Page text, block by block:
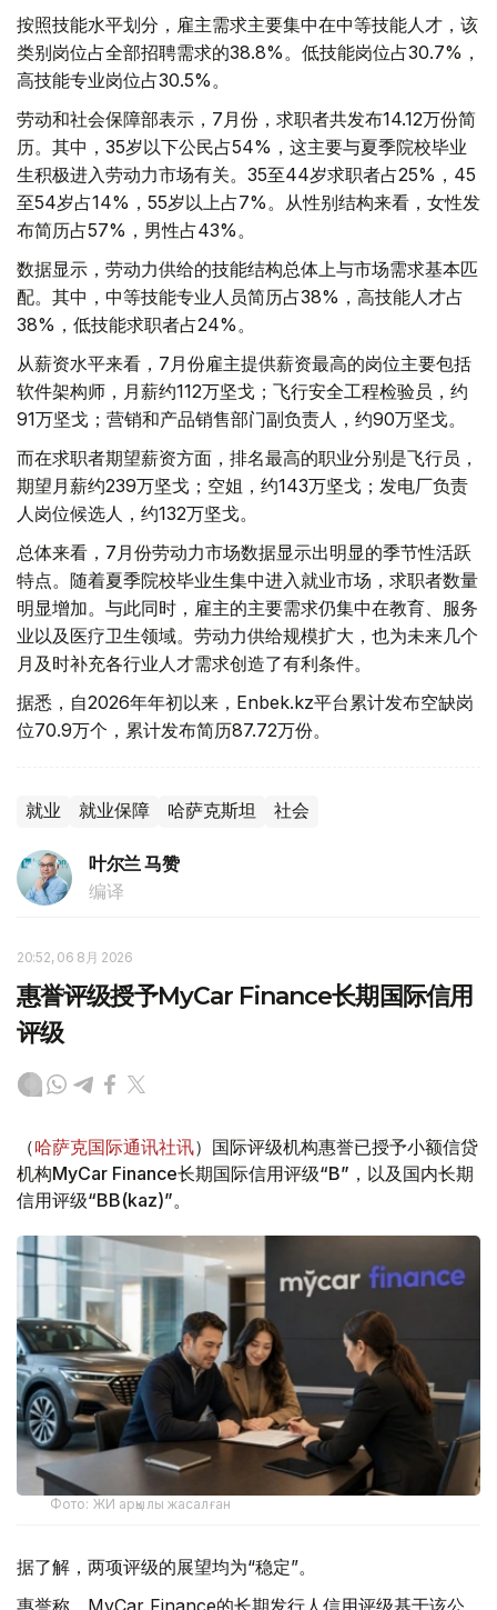
按照技能水平划分，雇主需求主要集中在中等技能人才，该
类别岗位占全部招聘需求的38.8%。低技能岗位占30.7%，
高技能专业岗位占30.5%。
劳动和社会保障部表示，7月份，求职者共发布14.12万份简
历。其中，35岁以下公民占54%，这主要与夏季院校毕业
生积极进入劳动力市场有关。35至44岁求职者占25%，45
至54岁占14%，55岁以上占7%。从性别结构来看，女性发
布简历占57%，男性占43%。
数据显示，劳动力供给的技能结构总体上与市场需求基本匹
配。其中，中等技能专业人员简历占38%，高技能人才占
38%，低技能求职者占24%。
从薪资水平来看，7月份雇主提供薪资最高的岗位主要包括
软件架构师，月薪约112万坚戈；飞行安全工程检验员，约
91万坚戈；营销和产品销售部门副负责人，约90万坚戈。
而在求职者期望薪资方面，排名最高的职业分别是飞行员，
期望月薪约239万坚戈；空姐，约143万坚戈；发电厂负责
人岗位候选人，约132万坚戈。
总体来看，7月份劳动力市场数据显示出明显的季节性活跃
特点。随着夏季院校毕业生集中进入就业市场，求职者数量
明显增加。与此同时，雇主的主要需求仍集中在教育、服务
业以及医疗卫生领域。劳动力供给规模扩大，也为未来几个
月及时补充各行业人才需求创造了有利条件。
据悉，自2026年年初以来，Enbek.kz平台累计发布空缺岗
位70.9万个，累计发布简历87.72万份。
就业 就业保障 哈萨克斯坦 社会
叶尔兰 马赞
编译
20:52, 06 8月 2026
惠誉评级授予MyCar Finance长期国际信用
评级
（哈萨克国际通讯社讯）国际评级机构惠誉已授予小额信贷
机构MyCar Finance长期国际信用评级“B”，以及国内长期
信用评级“BB(kaz)”。
Фото: ЖИ арқылы жасалған
据了解，两项评级的展望均为“稳定”。